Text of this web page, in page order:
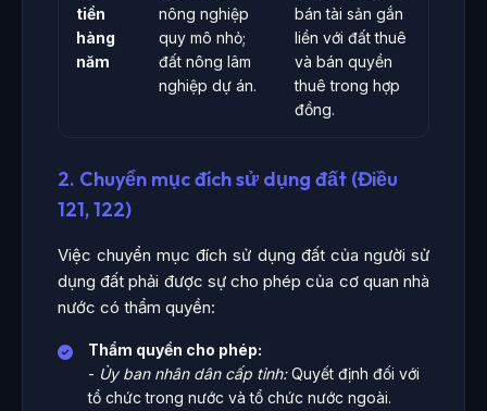
tiền
hàng
năm
nông nghiệp
quy mô nhỏ;
đất nông lâm
nghiệp dự án.
bán tài sản gắn
liền với đất thuê
và bán quyền
thuê trong hợp
đồng.
2. Chuyển mục đích sử dụng đất (Điều
121, 122)
Việc chuyển mục đích sử dụng đất của người sử
dụng đất phải được sự cho phép của cơ quan nhà
nước có thẩm quyền:
Thẩm quyền cho phép:
- Ủy ban nhân dân cấp tỉnh:Quyết định đối với
tổ chức trong nước và tổ chức nước ngoài.